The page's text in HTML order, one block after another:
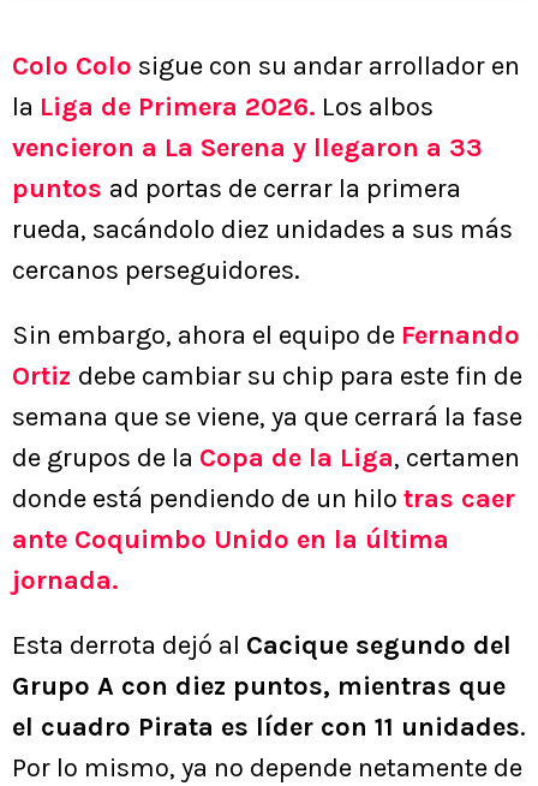
Colo Colo sigue con su andar arrollador en
la Liga de Primera 2026. Los albos
vencieron a La Serena y llegaron a 33
puntos ad portas de cerrar la primera
rueda, sacándolo diez unidades a sus más
cercanos perseguidores.
Sin embargo, ahora el equipo de Fernando
Ortiz debe cambiar su chip para este fin de
semana que se viene, ya que cerrará la fase
de grupos de la Copa de la Liga, certamen
donde está pendiendo de un hilo tras caer
ante Coquimbo Unido en la última
jornada.
Esta derrota dejó al Cacique segundo del
Grupo A con diez puntos, mientras que
el cuadro Pirata es líder con 11 unidades.
Por lo mismo, ya no depende netamente de